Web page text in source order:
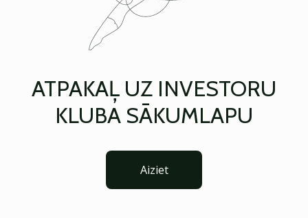
ATPAKAĻ UZ INVESTORU
KLUBA SĀKUMLAPU
Aiziet